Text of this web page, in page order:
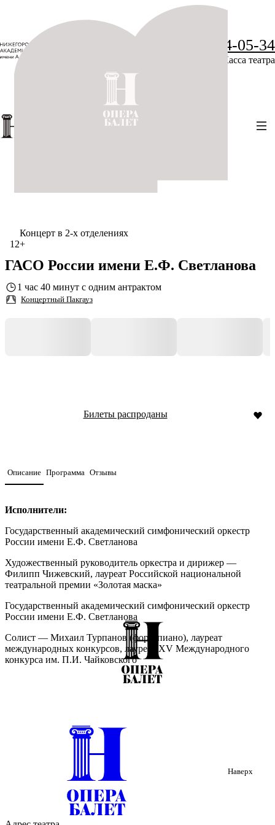
+7 (831) 234-05-34
Касса театра
Концерт в 2-х отделениях
12+
ГАСО России имени Е.Ф. Светланова
1 час 40 минут с одним антрактом
Концертный Пакгауз
Билеты распроданы
Описание Программа Отзывы
Исполнители:
Государственный академический симфонический оркестр
России имени Е.Ф. Светланова
Художественный руководитель оркестра и дирижер —
Филипп Чижевский, лауреат Российской национальной
театральной премии «Золотая маска»
Государственный академический симфонический оркестр
России имени Е.Ф. Светланова
Солист — Михаил Турпанов (фортепиано), лауреат
международных конкурсов, лауреат XV Международного
конкурса им. П.И. Чайковского
программы Министерства культуры РФ «Всероссийские
80-летию Победы» на сцене Концертного Пакгауза выступит
один из старейших симфонических коллективов страны —
легендарный Государственный академический
симфонический оркестр России имени Е.Ф. Светланова под
руководством Филиппа Чижевского. Так же в концерте
примет участие один из ведущих современных
концертирующих пианистов лауреат Международного
Наверх